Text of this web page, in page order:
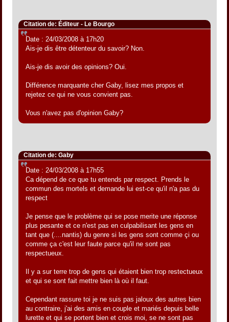
Citation de: Éditeur - Le Bourgo
Date : 24/03/2008 à 17h20
Ais-je dis être détenteur du savoir? Non.
Ais-je dis avoir des opinions? Oui.
Différence marquante cher Gaby, lisez mes propos et
rejetez ce qui ne vous convient pas.
Vous n'avez pas d'opinion Gaby?
Citation de: Gaby
Date : 24/03/2008 à 17h55
Ca dépend de ce que tu entends par respect. Prends le
commun des mortels et demande lui est-ce qu'il n'a pas du
respect
Je pense que le problème qui se pose merite une réponse
plus pesante et ce n'est pas en culpabilisant les gens en
tant que (....nantis) du genre si les gens sont comme çi ou
comme ça c'est leur faute parce qu'il ne sont pas
respectueux.
Il y a sur terre trop de gens qui étaient bien trop restectueux
et qui se sont fait mettre bien là où il faut.
Cependant rassure toi je ne suis pas jaloux des autres bien
au contraire, j'ai des amis en couple et mariés depuis belle
lurette et qui se portent bien et crois moi, se ne sont pas